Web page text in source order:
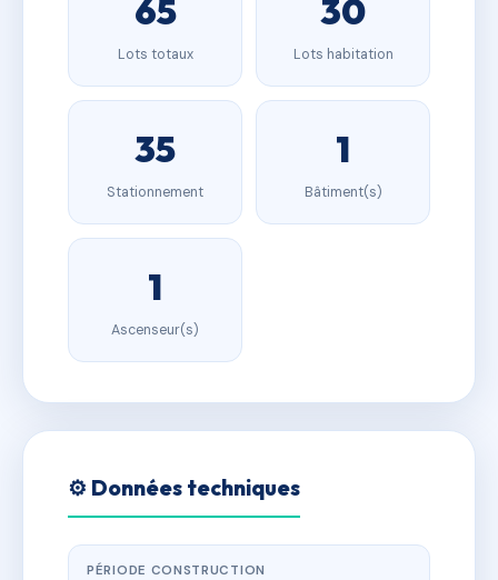
65
Lots totaux
30
Lots habitation
35
Stationnement
1
Bâtiment(s)
1
Ascenseur(s)
⚙️ Données techniques
PÉRIODE CONSTRUCTION